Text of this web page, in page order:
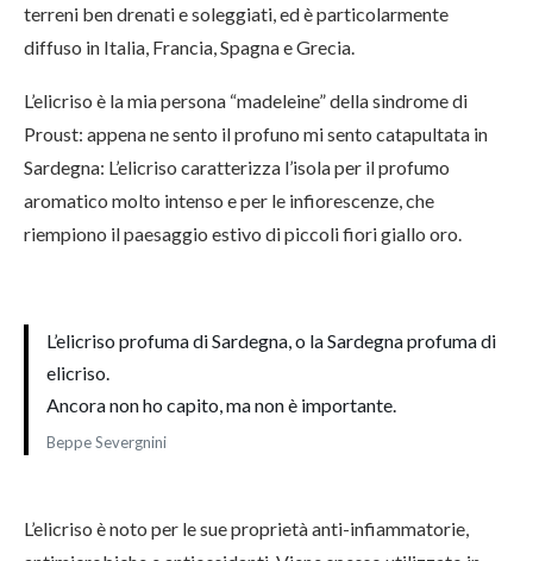
terreni ben drenati e soleggiati, ed è particolarmente
diffuso in Italia, Francia, Spagna e Grecia.
L’elicriso è la mia persona “madeleine” della sindrome di
Proust: appena ne sento il profuno mi sento catapultata in
Sardegna: L’elicriso caratterizza l’isola per il profumo
aromatico molto intenso e per le infiorescenze, che
riempiono il paesaggio estivo di piccoli fiori giallo oro.
L’elicriso profuma di Sardegna, o la Sardegna profuma di
elicriso.
Ancora non ho capito, ma non è importante.
Beppe Severgnini
L’elicriso è noto per le sue proprietà anti-infiammatorie,